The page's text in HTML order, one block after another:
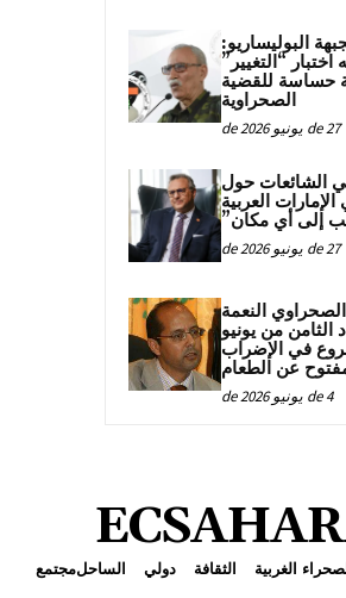
البوليساريو:
“التغيير”
حساسة للقضية
الصحراوية
27 de يونيو de 2026
الشائعات حول
العربية
إلى أي مكان”
27 de يونيو de 2026
النعمة
الثامن من يونيو
في الإضراب
عن الطعام
4 de يونيو de 2026
الغربية الثقافة دولي الساحلمجتمع